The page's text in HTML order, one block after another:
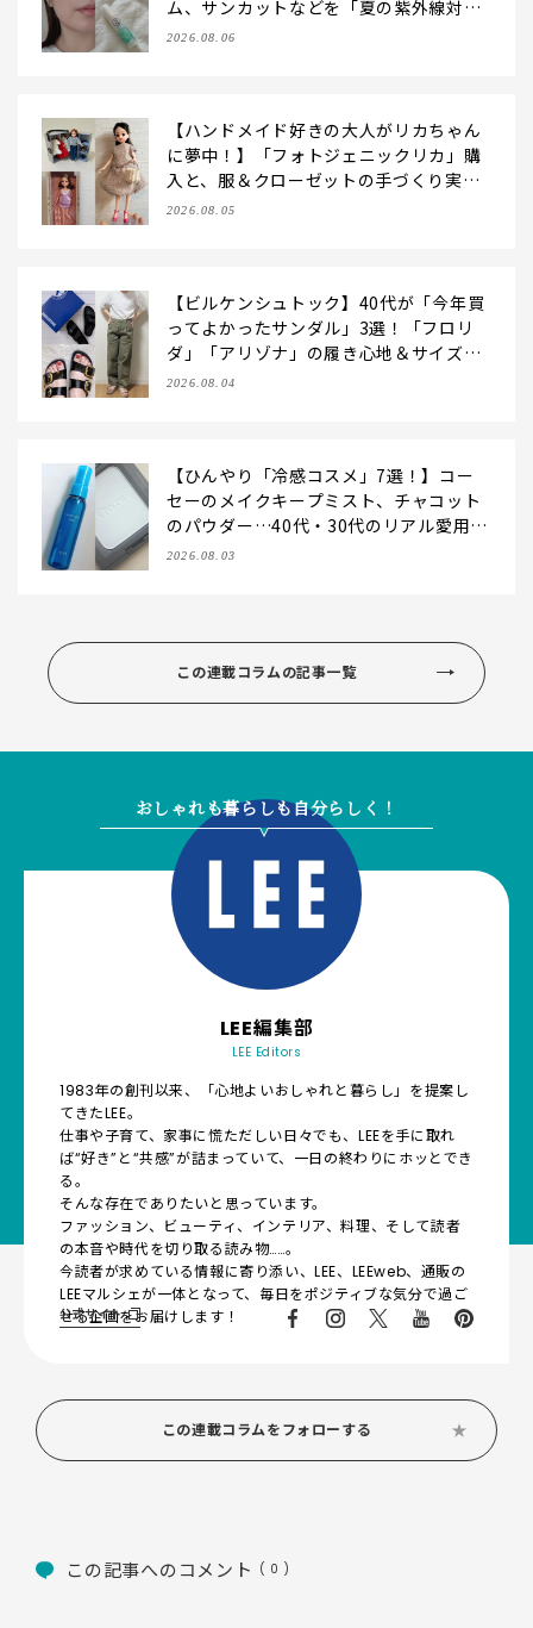
ム、サンカットなどを「夏の紫外線対
策」に愛用中です【LEE読者のイチ押し
2026.08.06
【ハンドメイド好きの大人がリカちゃん
に夢中！】「フォトジェニックリカ」購
入と、服＆クローゼットの手づくり実例
をご紹介【LEE100人隊・2026】
2026.08.05
【ビルケンシュトック】40代が「今年買
ってよかったサンダル」3選！「フロリ
ダ」「アリゾナ」の履き心地＆サイズ選
びもご紹介【LEE100人隊・2026】
2026.08.04
【ひんやり「冷感コスメ」7選！】コー
セーのメイクキープミスト、チャコット
のパウダー…40代・30代のリアル愛用品
を拝見♪【2026夏】
2026.08.03
この連載コラムの記事一覧
おしゃれも暮らしも自分らしく！
LEE編集部
LEE Editors
1983年の創刊以来、「心地よいおしゃれと暮らし」を提案し
てきたLEE。
仕事や子育て、家事に慌ただしい日々でも、LEEを手に取れ
ば“好き”と“共感”が詰まっていて、一日の終わりにホッとでき
る。
そんな存在でありたいと思っています。
ファッション、ビューティ、インテリア、料理、そして読者
の本音や時代を切り取る読み物……。
今読者が求めている情報に寄り添い、LEE、LEEweb、通販の
LEEマルシェが一体となって、毎日をポジティブな気分で過ご
せる企画をお届けします！
公式サイト
この連載コラムをフォローする
この記事へのコメント ( 0 )